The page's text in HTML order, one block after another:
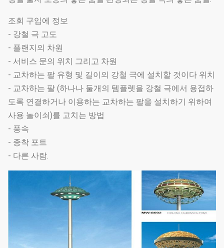
조회 구입에 정보
- 강철 극 고도
- 플랜지의 차원
- 서비스 문의 위치 그리고 차원
- 교차하는 팔 유형 및 길이의 강철 극에 설치할 것이다 위치
- 교차하는 팔 (하나나 둘개의 템플렛을 강철 극에서 용접하
도록 연결하거나 이용하는 교차하는 팔을 설치하기 위하여
사용 놀이쇠)를 고치는 방법
- 풍속
- 종착 포트
- 다른 사람.